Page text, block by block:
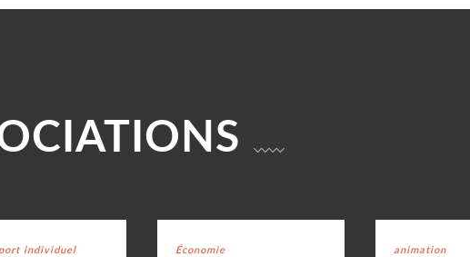
: "individuel Catégorie : "
Économie Catégorie : "
animation